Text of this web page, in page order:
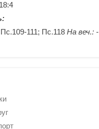
Пс.109-111; Пс.118На веч.: -